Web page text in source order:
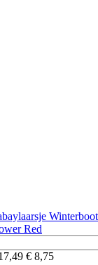
Winterboot
Red
€ 8,75